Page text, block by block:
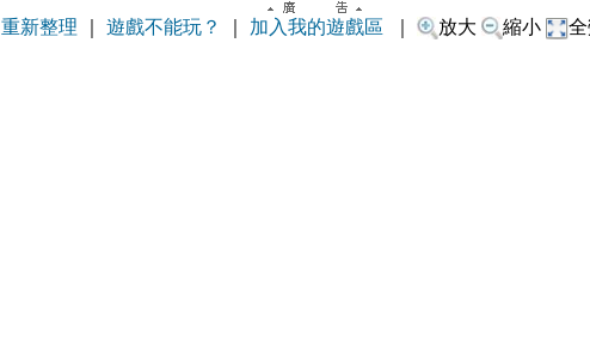
重新整理 遊戲不能玩？ 加入我的遊戲區 放大 縮小